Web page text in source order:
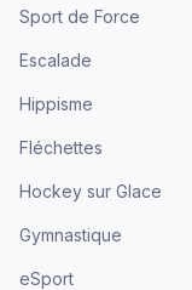
Sport de Force
Escalade
Hippisme
Fléchettes
Hockey sur Glace
Gymnastique
eSport